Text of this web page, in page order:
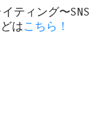
ティング〜SNS
はこちら！